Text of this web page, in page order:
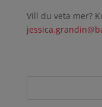
Vill du veta mer?